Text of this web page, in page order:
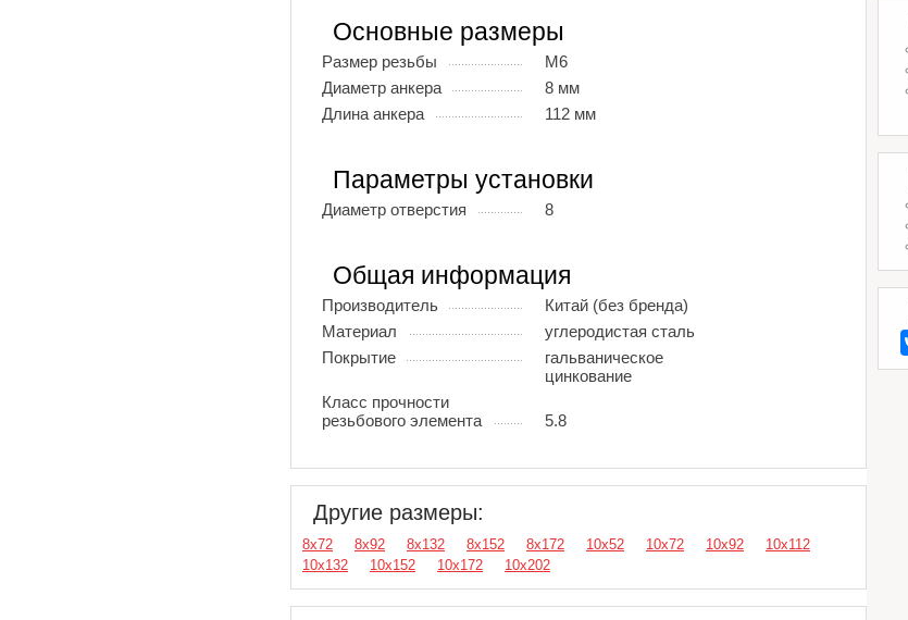
Основные размеры
Размер резьбы
М6
Диаметр анкера
8 мм
Длина анкера
112 мм
Параметры установки
Диаметр отверстия 8
Общая информация
Производитель
Китай (без бренда)
Материал
углеродистая сталь
Покрытие
гальваническое
цинкование
Класс прочности
резьбового элемента
5.8
Другие размеры:
8х72 8х92 8х132 8х152 8х172 10х52 10х72 10х92
10х112
10х132
10х152 10х172 10х202